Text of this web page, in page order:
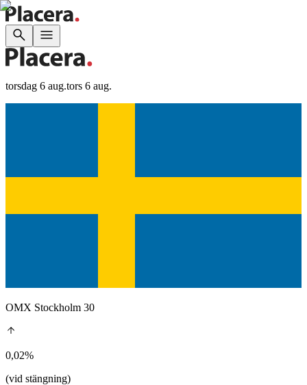
torsdag 6 aug.tors 6 aug.
OMX Stockholm 30
0,02%
(vid stängning)